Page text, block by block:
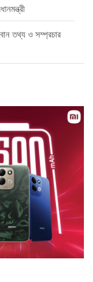
তথ্য ও সম্প্রচার